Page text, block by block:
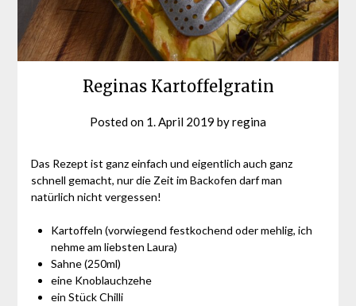
Reginas Kartoffelgratin
Posted on 1. April 2019 byregina
Das Rezept ist ganz einfach und eigentlich auch ganz
schnell gemacht, nur die Zeit im Backofen darf man
natürlich nicht vergessen!
Kartoffeln (vorwiegend festkochend oder mehlig, ich
nehme am liebsten Laura)
Sahne (250ml)
eine Knoblauchzehe
ein Stück Chilli